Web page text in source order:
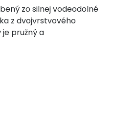
zo silnej vodeodolné
z dvojvrstvového
pružný a